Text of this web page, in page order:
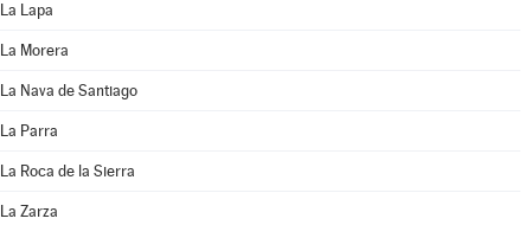
La Lapa
La Morera
La Nava de Santiago
La Parra
La Roca de la Sierra
La Zarza